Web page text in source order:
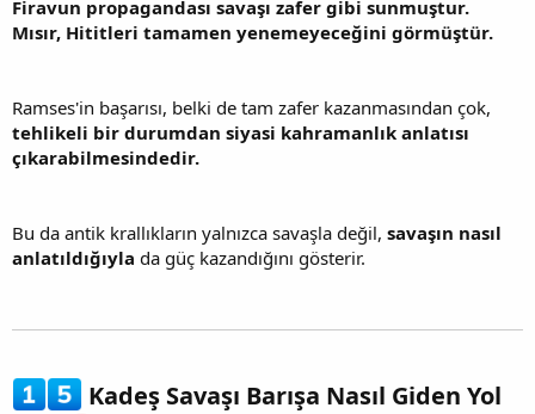
Firavun propagandası savaşı zafer gibi sunmuştur.
Mısır, Hititleri tamamen yenemeyeceğini görmüştür.
Ramses'in başarısı, belki de tam zafer kazanmasından çok,
tehlikeli bir durumdan siyasi kahramanlık anlatısı
çıkarabilmesindedir.
Bu da antik krallıkların yalnızca savaşla değil, savaşın nasıl
anlatıldığıyla da güç kazandığını gösterir.
Kadeş Savaşı Barışa Nasıl Giden Yol